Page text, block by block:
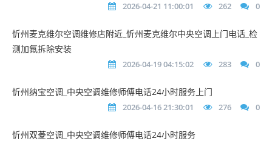
2026-04-21 11:00:01 262 0
忻州麦克维尔空调维修店附近_忻州麦克维尔中央空调上门电话_检
测加氟拆除安装
2026-04-19 04:15:02 283 0
忻州纳宝空调_中央空调维修师傅电话24小时服务上门
2026-04-16 21:30:01 276 0
忻州双菱空调_中央空调维修师傅电话24小时服务